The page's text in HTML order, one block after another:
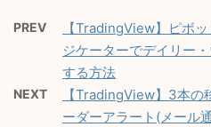
PREV
【TradingView】ピボ
ジケーターでデイリー
する方法
NEXT
【TradingView】3本の
ーダーアラート(メール